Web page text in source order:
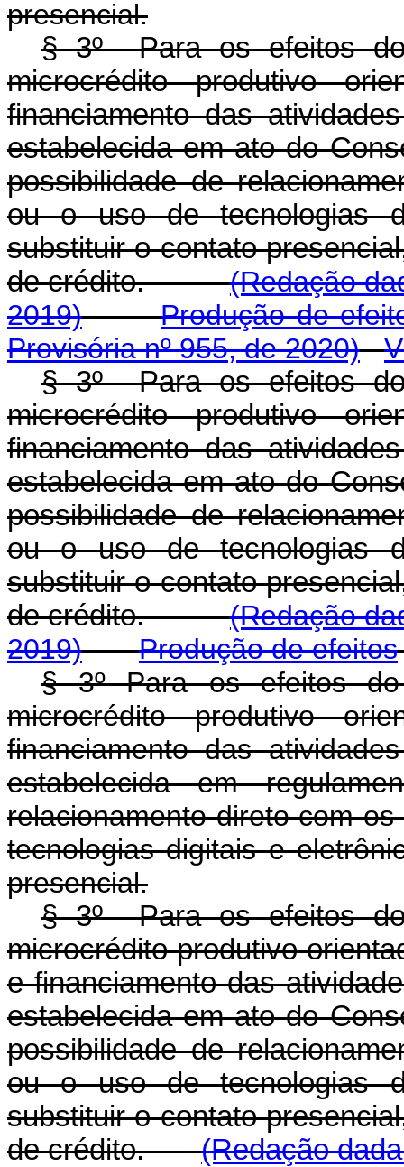
presencial.
§ 3º Para os efeitos do
microcrédito produtivo
financiamento das
estabelecida em ato do
possibilidade de
ou o uso de tecnologias
substituir o contato
de crédito.(Redação
2019)
Produção de
Provisória nº 955, de 2020)
§ 3º Para os efeitos do
microcrédito produtivo
financiamento das
estabelecida em ato do
possibilidade de
ou o uso de tecnologias
substituir o contato
de crédito.(Redação
2019)
Produção de efeitos
§ 3º Para os efeitos do
microcrédito produtivo
financiamento das
estabelecida em
relacionamento direto com
tecnologias digitais e
presencial.
§ 3º Para os efeitos do
microcrédito produtivo
e financiamento das
estabelecida em ato do
possibilidade de
ou o uso de tecnologias
substituir o contato
de crédito.
(Redação